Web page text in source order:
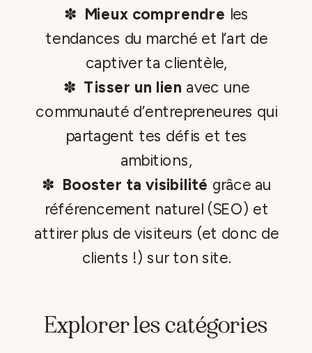
✽ Mieux comprendre les
tendances du marché et l’art de
captiver ta clientèle,
✽ Tisser un lien avec une
communauté d’entrepreneures qui
partagent tes défis et tes
ambitions,
✽ Booster ta visibilité grâce au
référencement naturel (SEO) et
attirer plus de visiteurs (et donc de
clients !) sur ton site.
Explorer les catégories